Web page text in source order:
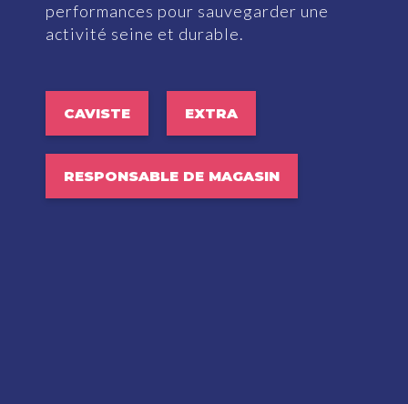
performances pour sauvegarder une
activité seine et durable.
CAVISTE EXTRA
RESPONSABLE DE MAGASIN